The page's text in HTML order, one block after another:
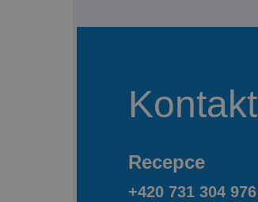
Kontakt
Recepce
+420 731 304 976